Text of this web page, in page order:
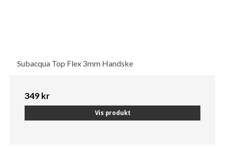
Subacqua Top Flex 3mm Handske
349 kr
Vis produkt